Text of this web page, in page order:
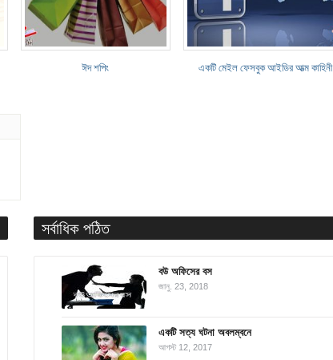
ঈদ শপিং একটি মেইল ফেসবুক আইডির আত্ম কাহিনী
সর্বাধিক পঠিত
বউ অফিসের বস
জানু. 23, 2018
একটি সত্য ঘটনা অবলম্বনে
আগস্ট 12, 2017